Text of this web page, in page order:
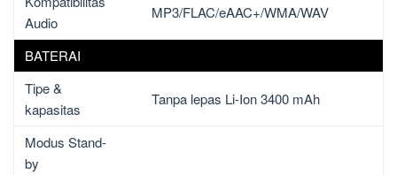
Audio
MP3/FLAC/eAAC+/WMA/WAV
BATERAI
Tipe &
kapasitas
Tanpa lepas Li-Ion 3400 mAh
Modus Stand-
by